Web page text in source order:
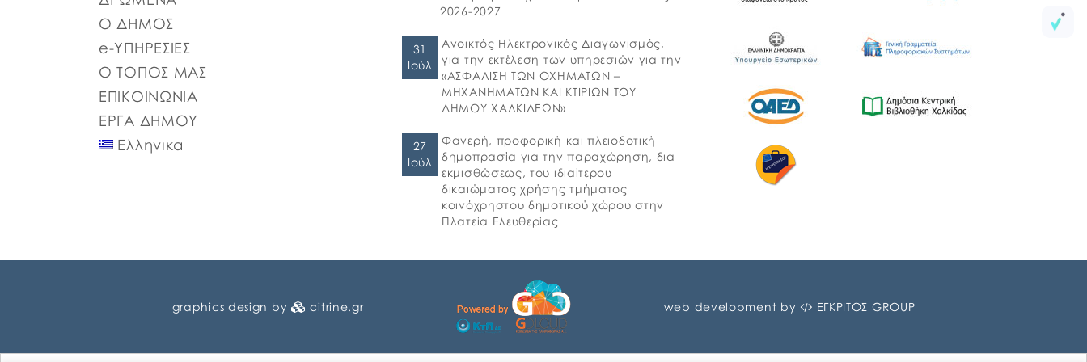
Ο ΔΗΜΟΣ
e-ΥΠΗΡΕΣΙΕΣ
Ο ΤΟΠΟΣ ΜΑΣ
ΕΠΙΚΟΙΝΩΝΙΑ
ΕΡΓΑ ΔΗΜΟΥ
Ελληνικα
2026-2027
31
Ιούλ
Ανοικτός Ηλεκτρονικός Διαγωνισμός,
για την εκτέλεση των υπηρεσιών για την
«ΑΣΦΑΛΙΣΗ ΤΩΝ ΟΧΗΜΑΤΩΝ –
ΜΗΧΑΝΗΜΑΤΩΝ ΚΑΙ ΚΤΙΡΙΩΝ ΤΟΥ
ΔΗΜΟΥ ΧΑΛΚΙΔΕΩΝ»
27
Ιούλ
Φανερή, προφορική και πλειοδοτική
δημοπρασία για την παραχώρηση, δια
εκμισθώσεως, του ιδιαίτερου
δικαιώματος χρήσης τμήματος
κοινόχρηστου δημοτικού χώρου στην
Πλατεία Ελευθερίας
graphics design by citrine.gr web development by ΕΓΚΡΙΤΟΣ GROUP